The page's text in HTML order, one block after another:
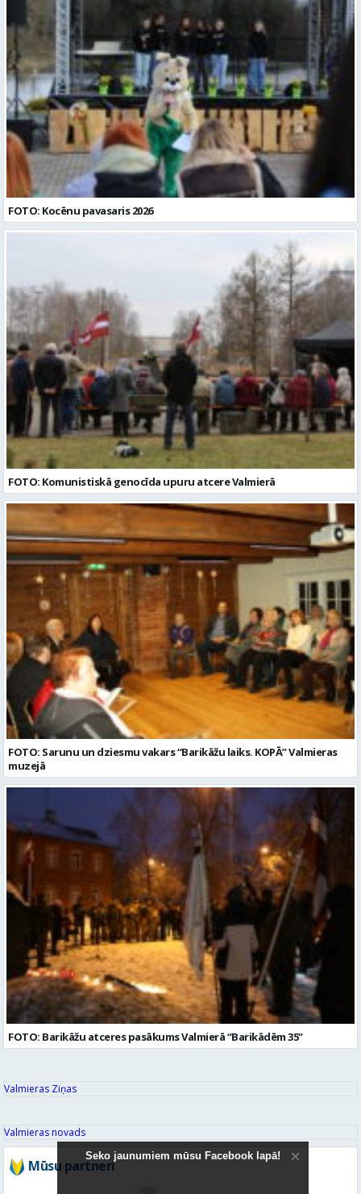
FOTO: Kocēnu pavasaris 2026
FOTO: Komunistiskā genocīda upuru atcere Valmierā
FOTO: Sarunu un dziesmu vakars “Barikāžu laiks. KOPĀ” Valmieras
muzejā
FOTO: Barikāžu atceres pasākums Valmierā “Barikādēm 35”
Valmieras Ziņas
Valmieras novads
Mūsu partneri
Seko jaunumiem mūsu Facebook lapā!